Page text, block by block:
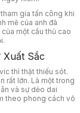
gia tấn công khi
mẽ của anh đã
một cầu thủ cao
Xuất Sắc
thì thật thiếu sót.
rất lớn. Là một trong
và sự dẻo dai
theo phong cách võ